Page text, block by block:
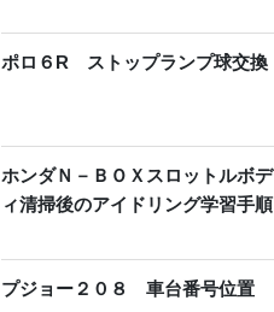
ポロ６R ストップランプ球交換
ホンダＮ－ＢＯＸスロットルボデ
ィ清掃後のアイドリング学習手順
プジョー２０８ 車台番号位置